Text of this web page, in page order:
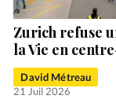
Zurich refuse
la Vie en
David Métreau
21 Juil 2026